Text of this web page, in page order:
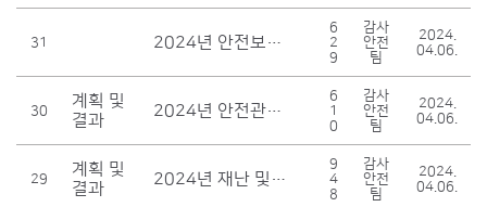
31 2024년 안전보건 경영책임자 등 선임
6
2
9
감사
안전
팀
2024.
04.06.
30
계획 및
결과
2024년 안전관리 점검 용역운영 계획
6
1
0
감사
안전
팀
2024.
04.06.
29
계획 및
결과
2024년 재난 및 안전보건관리 계획
9
4
8
감사
안전
팀
2024.
04.06.